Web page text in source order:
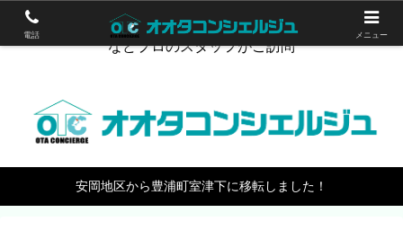
下関のハウスクリーニング。エアコン掃除やワックスがけ
などプロのスタッフがご訪問
安岡地区から豊浦町室津下に移転しました！
電話 メニュー